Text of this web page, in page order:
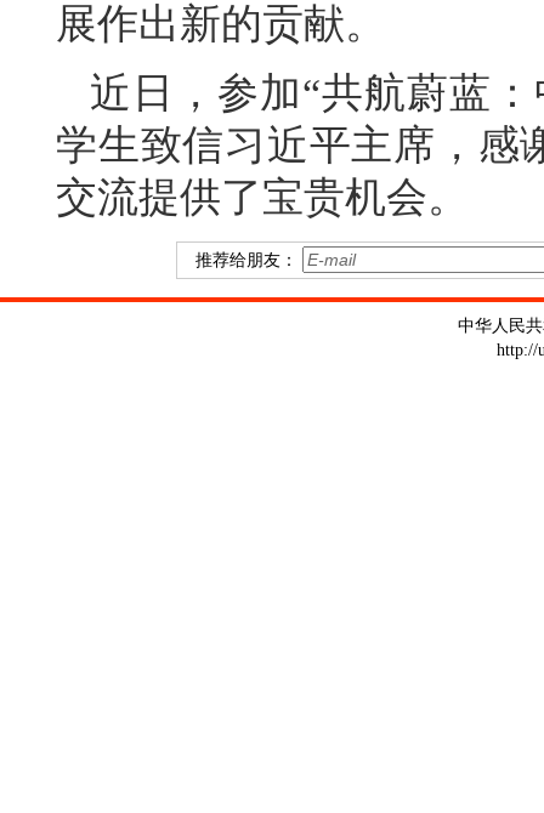
展作出新的贡献。
近日，参加“共航蔚蓝
学生致信习近平主席，感
交流提供了宝贵机会。
推荐给朋友：
中华人民
http://